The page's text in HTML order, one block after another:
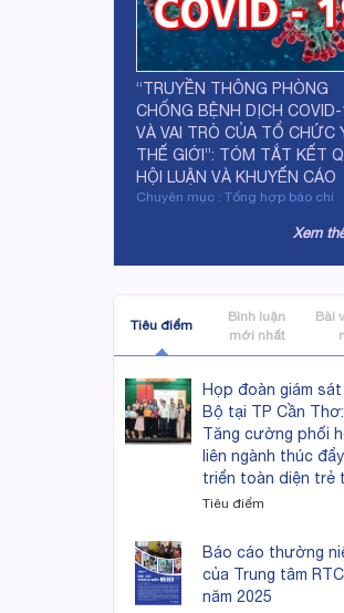
“TRUYỀN THÔNG PHÒNG
CHỐNG BỆNH DỊCH
VÀ VAI TRÒ CỦA TỔ CHỨC
THẾ GIỚI”: TÓM TẮT KẾT
HỘI LUẬN VÀ KHUYẾN CÁO
Chuyên mục : Tổng hợp báo chí
Xem
Tiêu điểm
Bình luận
mới nhất
Bài
Họp đoàn giám sát
Bộ tại TP Cần Thơ:
Tăng cường phối
liên ngành thúc
triển toàn diện trẻ
Tiêu điểm
Báo cáo thường
của Trung tâm
năm 2025